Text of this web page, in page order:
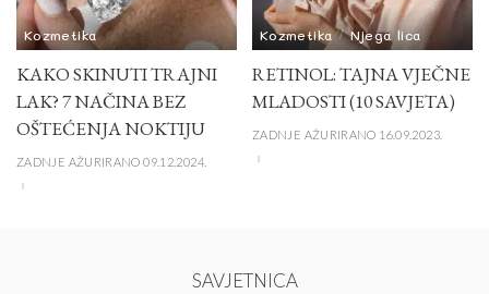
Kozmetika
KAKO SKINUTI TRAJNI
LAK? 7 NAČINA BEZ
OŠTEĆENJA NOKTIJU
ZADNJE AŽURIRANO 09.12.2024.
Kozmetika Njega lica
RETINOL: TAJNA VJEČNE
MLADOSTI (10 SAVJETA)
ZADNJE AŽURIRANO 16.09.2023.
SAVJETNICA